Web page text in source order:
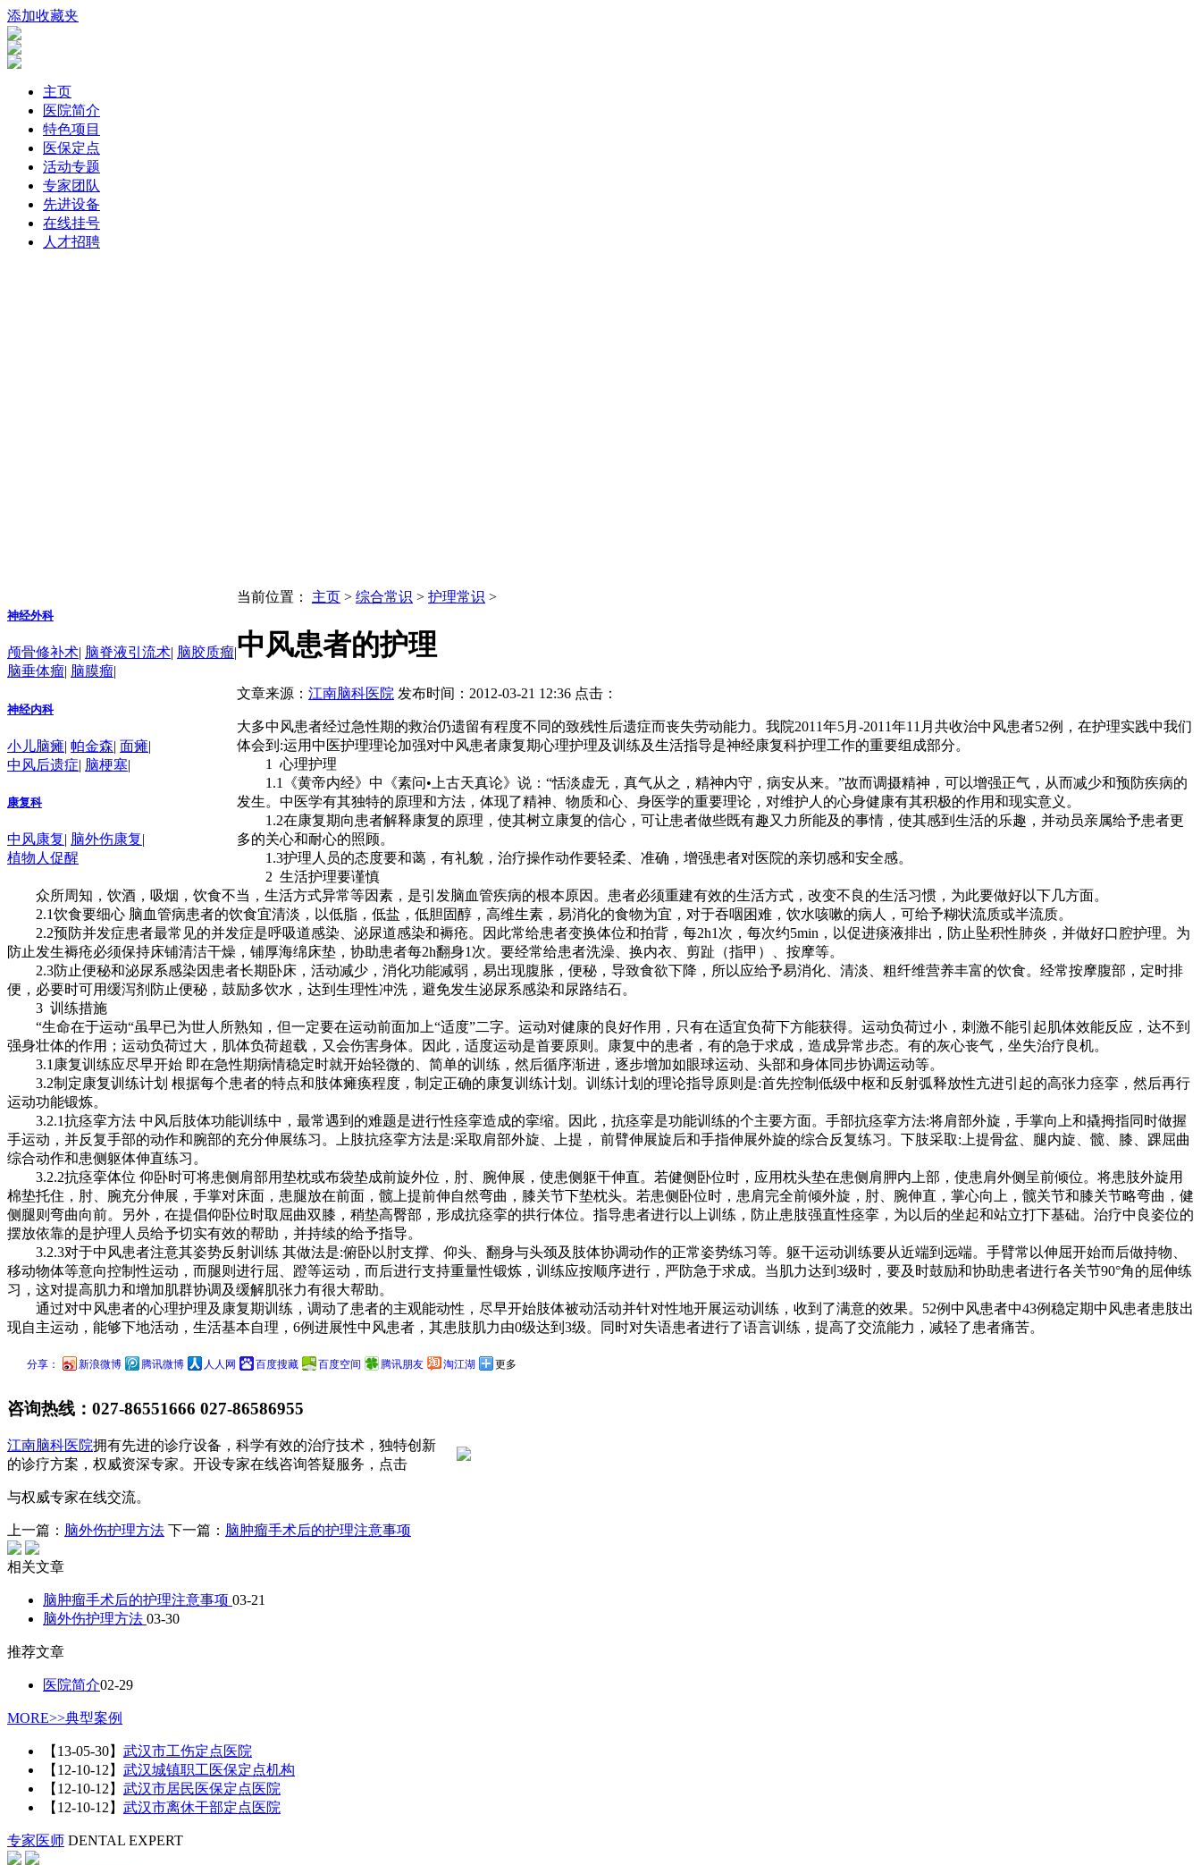
添加收藏夹
主页
医院简介
特色项目
医保定点
活动专题
专家团队
先进设备
在线挂号
人才招聘
神经外科
颅骨修补术| 脑脊液引流术| 脑胶质瘤|
脑垂体瘤| 脑膜瘤|
神经内科
小儿脑瘫| 帕金森| 面瘫|
中风后遗症| 脑梗塞|
康复科
中风康复| 脑外伤康复|
植物人促醒
当前位置： 主页 > 综合常识 > 护理常识 >
中风患者的护理
文章来源： 江南脑科医院 发布时间：2012-03-21 12:36 点击：
大多中风患者经过急性期的救治仍遗留有程度不同的致残性后遗症而丧失劳动能力。我院2011年5月-2011年11月共收治中风患者52例，在护理实践中我们
体会到:运用中医护理理论加强对中风患者康复期心理护理及训练及生活指导是神经康复科护理工作的重要组成部分。
1 心理护理
1.1《黄帝内经》中《素问•上古天真论》说：“恬淡虚无，真气从之，精神内守，病安从来。”故而调摄精神，可以增强正气，从而减少和预防疾病的
发生。中医学有其独特的原理和方法，体现了精神、物质和心、身医学的重要理论，对维护人的心身健康有其积极的作用和现实意义。
1.2在康复期向患者解释康复的原理，使其树立康复的信心，可让患者做些既有趣又力所能及的事情，使其感到生活的乐趣，并动员亲属给予患者更
多的关心和耐心的照顾。
1.3护理人员的态度要和蔼，有礼貌，治疗操作动作要轻柔、准确，增强患者对医院的亲切感和安全感。
2 生活护理要谨慎
众所周知，饮酒，吸烟，饮食不当，生活方式异常等因素，是引发脑血管疾病的根本原因。患者必须重建有效的生活方式，改变不良的生活习惯，为此要做好以下几方面。
2.1饮食要细心 脑血管病患者的饮食宜清淡，以低脂，低盐，低胆固醇，高维生素，易消化的食物为宜，对于吞咽困难，饮水咳嗽的病人，可给予糊状流质或半流质。
2.2预防并发症患者最常见的并发症是呼吸道感染、泌尿道感染和褥疮。因此常给患者变换体位和拍背，每2h1次，每次约5min，以促进痰液排出，防止坠积性肺炎，并做好口腔护理。为
防止发生褥疮必须保持床铺清洁干燥，铺厚海绵床垫，协助患者每2h翻身1次。要经常给患者洗澡、换内衣、剪趾（指甲）、按摩等。
2.3防止便秘和泌尿系感染因患者长期卧床，活动减少，消化功能减弱，易出现腹胀，便秘，导致食欲下降，所以应给予易消化、清淡、粗纤维营养丰富的饮食。经常按摩腹部，定时排
便，必要时可用缓泻剂防止便秘，鼓励多饮水，达到生理性冲洗，避免发生泌尿系感染和尿路结石。
3 训练措施
“生命在于运动“虽早已为世人所熟知，但一定要在运动前面加上“适度”二字。运动对健康的良好作用，只有在适宜负荷下方能获得。运动负荷过小，刺激不能引起肌体效能反应，达不到
强身壮体的作用；运动负荷过大，肌体负荷超载，又会伤害身体。因此，适度运动是首要原则。康复中的患者，有的急于求成，造成异常步态。有的灰心丧气，坐失治疗良机。
3.1康复训练应尽早开始 即在急性期病情稳定时就开始轻微的、简单的训练，然后循序渐进，逐步增加如眼球运动、头部和身体同步协调运动等。
3.2制定康复训练计划 根据每个患者的特点和肢体瘫痪程度，制定正确的康复训练计划。训练计划的理论指导原则是:首先控制低级中枢和反射弧释放性亢进引起的高张力痉挛，然后再行
运动功能锻炼。
3.2.1抗痉挛方法 中风后肢体功能训练中，最常遇到的难题是进行性痉挛造成的挛缩。因此，抗痉挛是功能训练的个主要方面。手部抗痉挛方法:将肩部外旋，手掌向上和撬拇指同时做握
手运动，并反复手部的动作和腕部的充分伸展练习。上肢抗痉挛方法是:采取肩部外旋、上提， 前臂伸展旋后和手指伸展外旋的综合反复练习。下肢采取:上提骨盆、腿内旋、髋、膝、踝屈曲
综合动作和患侧躯体伸直练习。
3.2.2抗痉挛体位 仰卧时可将患侧肩部用垫枕或布袋垫成前旋外位，肘、腕伸展，使患侧躯干伸直。若健侧卧位时，应用枕头垫在患侧肩胛内上部，使患肩外侧呈前倾位。将患肢外旋用
棉垫托住，肘、腕充分伸展，手掌对床面，患腿放在前面，髋上提前伸自然弯曲，膝关节下垫枕头。若患侧卧位时，患肩完全前倾外旋，肘、腕伸直，掌心向上，髋关节和膝关节略弯曲，健
侧腿则弯曲向前。另外，在提倡仰卧位时取屈曲双膝，稍垫高臀部，形成抗痉挛的拱行体位。指导患者进行以上训练，防止患肢强直性痉挛，为以后的坐起和站立打下基础。治疗中良姿位的
摆放依靠的是护理人员给予切实有效的帮助，并持续的给予指导。
3.2.3对于中风患者注意其姿势反射训练 其做法是:俯卧以肘支撑、仰头、翻身与头颈及肢体协调动作的正常姿势练习等。躯干运动训练要从近端到远端。手臂常以伸屈开始而后做持物、
移动物体等意向控制性运动，而腿则进行屈、蹬等运动，而后进行支持重量性锻炼，训练应按顺序进行，严防急于求成。当肌力达到3级时，要及时鼓励和协助患者进行各关节90°角的屈伸练
习，这对提高肌力和增加肌群协调及缓解肌张力有很大帮助。
通过对中风患者的心理护理及康复期训练，调动了患者的主观能动性，尽早开始肢体被动活动并针对性地开展运动训练，收到了满意的效果。52例中风患者中43例稳定期中风患者患肢出
现自主运动，能够下地活动，生活基本自理，6例进展性中风患者，其患肢肌力由0级达到3级。同时对失语患者进行了语言训练，提高了交流能力，减轻了患者痛苦。
分享： 新浪微博 腾讯微博 人人网 百度搜藏 百度空间 腾讯朋友 淘江湖 更多
咨询热线： 027-86551666 027-86586955
江南脑科医院拥有先进的诊疗设备，科学有效的治疗技术，独特创新
的诊疗方案，权威资深专家。开设专家在线咨询答疑服务，点击
与权威专家在线交流。
上一篇： 脑外伤护理方法 下一篇： 脑肿瘤手术后的护理注意事项
相关文章
脑肿瘤手术后的护理注意事项 03-21
脑外伤护理方法 03-30
推荐文章
医院简介02-29
MORE>>典型案例
【13-05-30】 武汉市工伤定点医院
【12-10-12】 武汉城镇职工医保定点机构
【12-10-12】 武汉市居民医保定点医院
【12-10-12】 武汉市离休干部定点医院
专家医师 DENTAL EXPERT